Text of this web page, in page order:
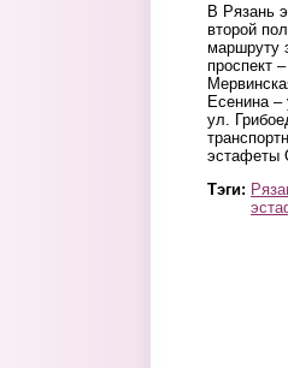
В Рязань
второй
маршруту
проспект
Есенина –
ул.
эстафеты
Тэги: